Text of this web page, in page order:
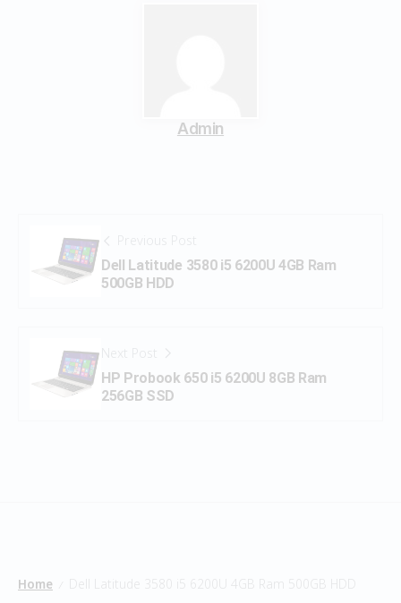
Admin
Previous Post
Dell Latitude 3580 i5 6200U 4GB Ram
500GB HDD
Next Post
HP Probook 650 i5 6200U 8GB Ram
256GB SSD
Home Dell Latitude 3580 i5 6200U 4GB Ram 500GB HDD